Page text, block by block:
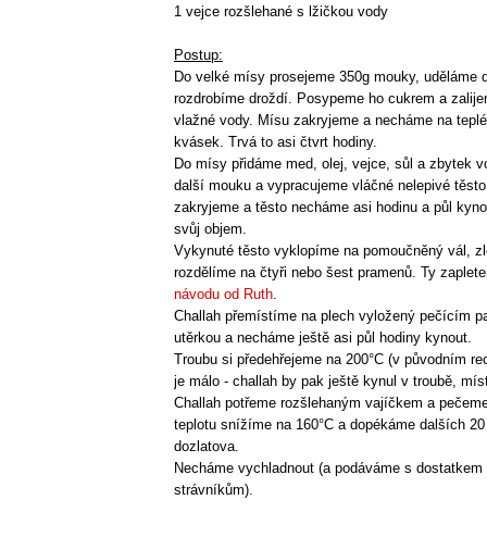
1 vejce rozšlehané s lžičkou vody
Postup:
Do velké mísy prosejeme 350g mouky, uděláme
rozdrobíme droždí. Posypeme ho cukrem a
vlažné vody. Mísu zakryjeme a necháme na
kvásek. Trvá to asi čtvrt hodiny.
Do mísy přidáme med, olej, vejce, sůl a zbytek
další mouku a vypracujeme vláčné nelepivé
zakryjeme a těsto necháme asi hodinu a půl
svůj objem.
Vykynuté těsto vyklopíme na pomoučněný vál,
rozdělíme na čtyři nebo šest pramenů. Ty
návodu od Ruth.
Challah přemístíme na plech vyložený pečícím
utěrkou a necháme ještě asi půl hodiny kynout.
Troubu si předehřejeme na 200°C (v původním
je málo - challah by pak ještě kynul v troubě,
Challah potřeme rozšlehaným vajíčkem a
teplotu snížíme na 160°C a dopékáme dalších
dozlatova.
Necháme vychladnout (a podáváme s
strávníkům).